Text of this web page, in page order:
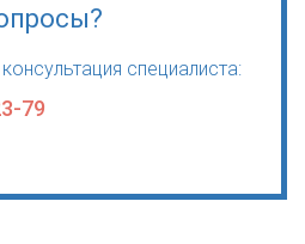
специалиста:
79